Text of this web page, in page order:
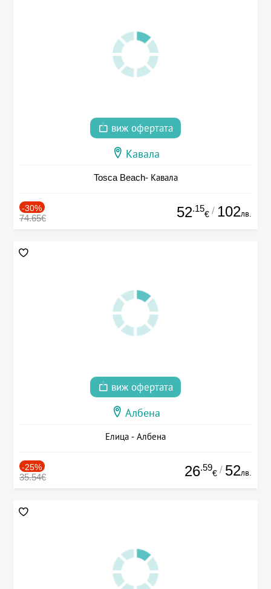
виж офертата
Кавала
Tosca Beach- Кавала
-30%
74.65€ 52.15
€ / 102лв.
виж офертата
Албена
Елица - Албена
-25%
35.54€ 26.59
€ / 52лв.